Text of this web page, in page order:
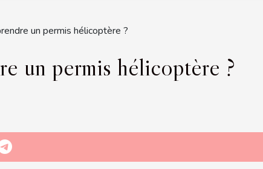
un permis hélicoptère ?
un permis hélicoptère ?